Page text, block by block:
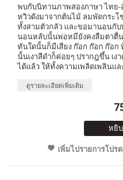
พบกับนิทานภาพสองภาษา ไทย
หวิวดังมาจากต้นไม้ ลมพัดกระโ
ทั้งสามตัวกลัว และขอมานอนกั
นอนหลับนั้นพ่อหมียังคงลืมตาตื่น
ทันใดนั้นก็มีเสียง ก๊อก ก๊อก ก๊อ
นั้นเงาสีดำก็ค่อยๆ ปรากฎขึ้น เ
ได้แล้ว ให้ทั้งความเพลิดเพลินแ
ดูรายละเอียดเพิ่มเติม
หยิ
เพิ่มไปรายการโปรด